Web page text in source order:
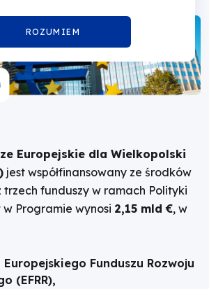
ROZUMIEM
Europejskie dla Wielkopolski
jest współfinansowany ze środków
trzech funduszy w ramach Polityki
Programie wynosi 2,15 mld €, w
Europejskiego Funduszu Rozwoju
(EFRR),